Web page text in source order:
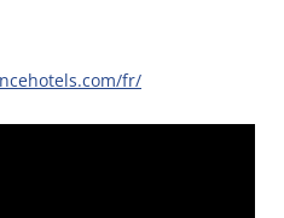
fr/